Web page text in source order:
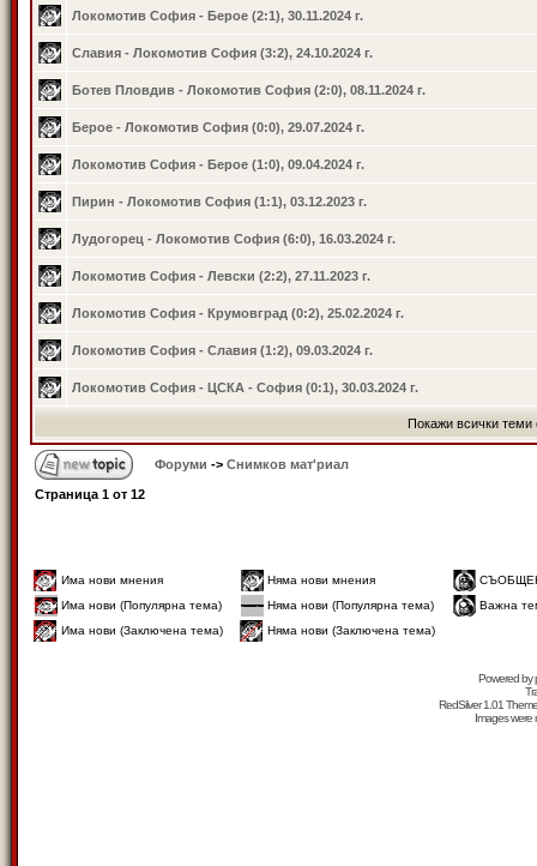
Локомотив София - Берое (2:1), 30.11.2024 г.
Славия - Локомотив София (3:2), 24.10.2024 г.
Ботев Пловдив - Локомотив София (2:0), 08.11.2024 г.
Берое - Локомотив София (0:0), 29.07.2024 г.
Локомотив София - Берое (1:0), 09.04.2024 г.
Пирин - Локомотив София (1:1), 03.12.2023 г.
Лудогорец - Локомотив София (6:0), 16.03.2024 г.
Локомотив София - Левски (2:2), 27.11.2023 г.
Локомотив София - Крумовград (0:2), 25.02.2024 г.
Локомотив София - Славия (1:2), 09.03.2024 г.
Локомотив София - ЦСКА - София (0:1), 30.03.2024 г.
Покажи всички теми
Форуми -> Снимков мат'риал
Страница 1 от 12
Има нови мнения Няма нови мнения
Има нови (Популярна тема)
Няма нови (Популярна тема)
Важна
Има нови (Заключена тема)
Няма нови (Заключена тема)
Powered by
RedSilver 1.01
Images were